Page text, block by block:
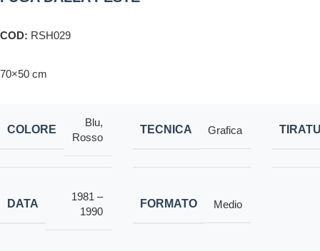
COD: RSH029
70×50 cm
COLORE
Blu,
Rosso
TECNICA Grafica
DATA
1981 –
1990
FORMATO Medio